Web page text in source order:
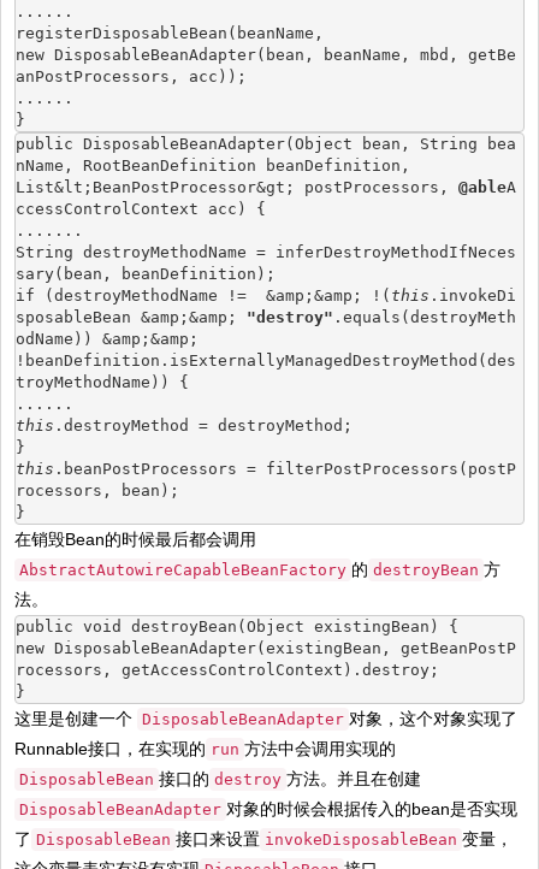
......
registerDisposableBean(beanName,
new DisposableBeanAdapter(bean, beanName, mbd, getBe
anPostProcessors, acc));
......
}
public DisposableBeanAdapter(Object bean, String bea
nName, RootBeanDefinition beanDefinition,
List&lt;BeanPostProcessor&gt; postProcessors, @ableA
ccessControlContext acc) {
.......
String destroyMethodName = inferDestroyMethodIfNeces
sary(bean, beanDefinition);
if (destroyMethodName !=  &amp;&amp; !( this .invokeDi
sposableBean &amp;&amp; "destroy" .equals(destroyMeth
odName)) &amp;&amp;
!beanDefinition.isExternallyManagedDestroyMethod(des
troyMethodName)) {
......
this .destroyMethod = destroyMethod;
}
this .beanPostProcessors = filterPostProcessors(postP
rocessors, bean);
}
在销毁Bean的时候最后都会调用
AbstractAutowireCapableBeanFactory 的 destroyBean 方
法。
public void destroyBean(Object existingBean) {
new DisposableBeanAdapter(existingBean, getBeanPostP
rocessors, getAccessControlContext).destroy;
}
这里是创建一个 DisposableBeanAdapter 对象，这个对象实现了
Runnable接口，在实现的 run 方法中会调用实现的
DisposableBean 接口的 destroy 方法。并且在创建
DisposableBeanAdapter 对象的时候会根据传入的bean是否实现
了 DisposableBean 接口来设置 invokeDisposableBean 变量，